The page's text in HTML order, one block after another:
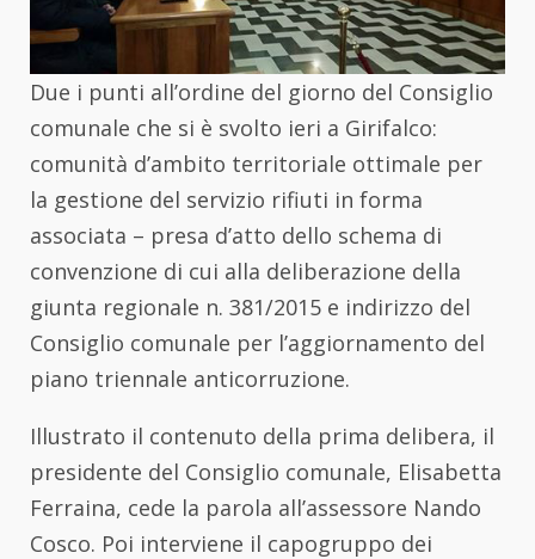
Due i punti all’ordine del giorno del Consiglio
comunale che si è svolto ieri a Girifalco:
comunità d’ambito territoriale ottimale per
la gestione del servizio rifiuti in forma
associata – presa d’atto dello schema di
convenzione di cui alla deliberazione della
giunta regionale n. 381/2015 e indirizzo del
Consiglio comunale per l’aggiornamento del
piano triennale anticorruzione.
Illustrato il contenuto della prima delibera, il
presidente del Consiglio comunale, Elisabetta
Ferraina, cede la parola all’assessore Nando
Cosco. Poi interviene il capogruppo dei